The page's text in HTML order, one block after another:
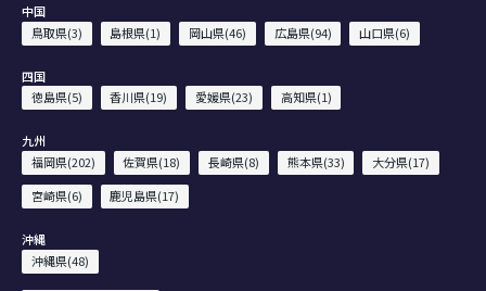
中国
鳥取県(3)
島根県(1) 岡山県(46) 広島県(94) 山口県(6)
四国
徳島県(5)
香川県(19) 愛媛県(23) 高知県(1)
九州
福岡県(202)
佐賀県(18) 長崎県(8) 熊本県(33)
大分県(17)
宮崎県(6)
鹿児島県(17)
沖縄
沖縄県(48)